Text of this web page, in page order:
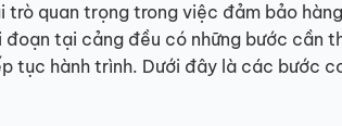
quan trọng trong việc đảm bảo
tại cảng đều có những bước cần
tục hành trình. Dưới đây là các bước